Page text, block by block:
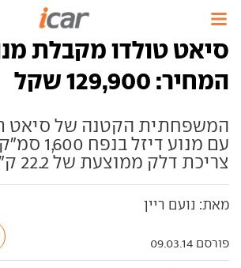
סיאט טולדו מקבלת
המחיר: 129,900 שקל
המשפחתית הקטנה של סיאט
עם מנוע דיזל
צריכת דלק ממוצעת של 22.2 ק"מ לליטר
מאת: נועם ריין
פורסם 09.03.14